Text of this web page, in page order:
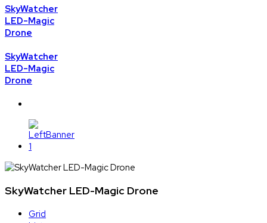
SkyWatcher
LED-Magic
Drone
SkyWatcher
LED-Magic
Drone
SkyWatcher LED-Magic Drone
Grid